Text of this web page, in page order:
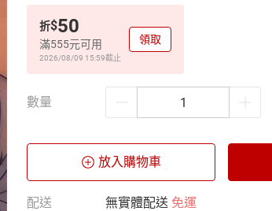
折$50
滿555元可用
2026/08/09 15:59截止
領取
數量
放入購物車
配送 無實體配送 免運